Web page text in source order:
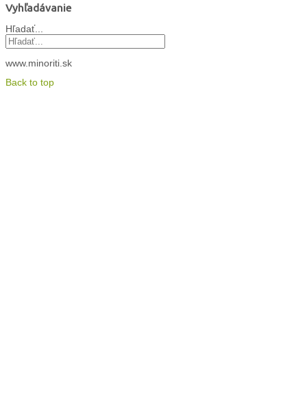
Vyhľadávanie
Hľadať...
www.minoriti.sk
Back to top